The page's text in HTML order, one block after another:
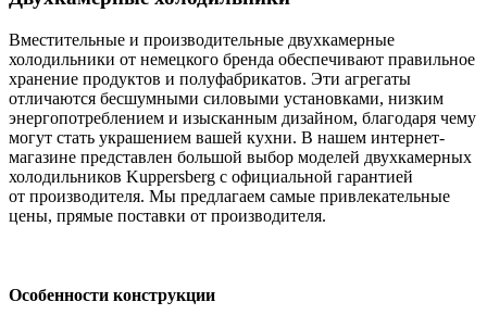
Вместительные и производительные двухкамерные
холодильники от немецкого бренда обеспечивают правильное
хранение продуктов и полуфабрикатов. Эти агрегаты
отличаются бесшумными силовыми установками, низким
энергопотреблением и изысканным дизайном, благодаря чему
могут стать украшением вашей кухни. В нашем интернет-
магазине представлен большой выбор моделей двухкамерных
холодильников Kuppersberg с официальной гарантией
от производителя. Мы предлагаем самые привлекательные
цены, прямые поставки от производителя.
Особенности конструкции